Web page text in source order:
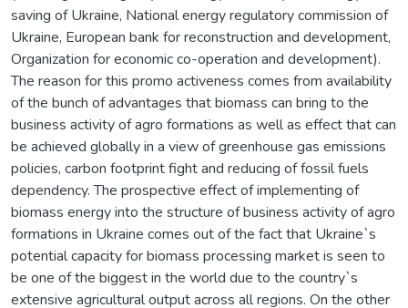
saving of Ukraine, National energy regulatory commission of
Ukraine, European bank for reconstruction and development,
Organization for economic co-operation and development).
The reason for this promo activeness comes from availability
of the bunch of advantages that biomass can bring to the
business activity of agro formations as well as effect that can
be achieved globally in a view of greenhouse gas emissions
policies, carbon footprint fight and reducing of fossil fuels
dependency. The prospective effect of implementing of
biomass energy into the structure of business activity of agro
formations in Ukraine comes out of the fact that Ukraine`s
potential capacity for biomass processing market is seen to
be one of the biggest in the world due to the country`s
extensive agricultural output across all regions. On the other